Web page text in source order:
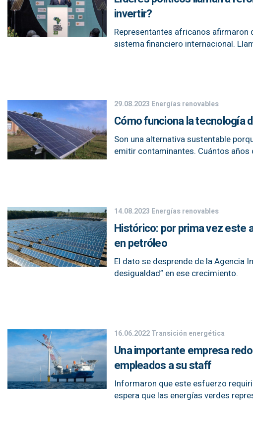
invertir?
Representantes africanos afirmaron
sistema financiero internacional.
29.08.2023 Energías renovables
Cómo funciona la tecnología
Son una alternativa sustentable
emitir contaminantes. Cuántos años
14.08.2023 Energías renovables
Histórico: por prima vez este
en petróleo
El dato se desprende de la Agencia
desigualdad” en ese crecimiento.
16.06.2022Transición energética
Una importante empresa
empleados a su staff
Informaron que este esfuerzo
espera que las energías verdes